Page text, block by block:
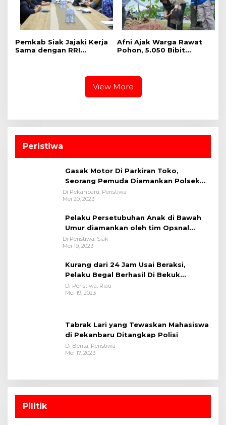
Pemkab Siak Jajaki Kerja
Sama dengan RRI
Afni Ajak Warga Rawat
Pohon, 5.050 Bibit
View More
Peristiwa
Gasak Motor Di Parkiran Toko,
Seorang Pemuda Diamankan Polsek
Bukit Raya
Di Pekanbaru, Peristiwa
Mei 20, 2023
Pelaku Persetubuhan Anak di Bawah
Umur diamankan oleh tim Opsnal
Polsek Tualang-Polres Siak-Polda Riau
Di Peristiwa, Siak
Mei 19, 2023
Kurang dari 24 Jam Usai Beraksi,
Pelaku Begal Berhasil Di Bekuk
Satreskrim Polres Kuansing
Di Peristiwa, Riau
Mei 19, 2023
Tabrak Lari yang Tewaskan Mahasiswa
di Pekanbaru Ditangkap Polisi
Di Berita, Peristiwa
Mei 17, 2023
Pilitik